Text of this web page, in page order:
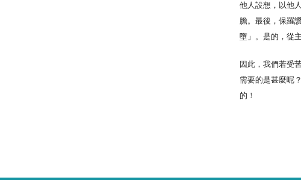
他人設想，以他
膽。最後，保羅
墮」。是的，從
因此，我們若受
需要的是甚麼呢
的！